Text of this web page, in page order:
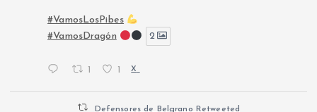
#VamosLosPibes
#VamosDragón
2
1 1 X
Defensores de Belgrano Retweeted